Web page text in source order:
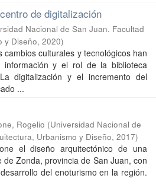
de digitalización
Nacional de San Juan. Facultad
y Diseño, 2020)
cambios culturales y tecnológicos han
y el rol de la biblioteca
digitalización y el incremento del
...
Rogelio (Universidad Nacional de
Urbanismo y Diseño, 2017)
el diseño arquitectónico de una
Zonda, provincia de San Juan, con
del enoturismo en la región.